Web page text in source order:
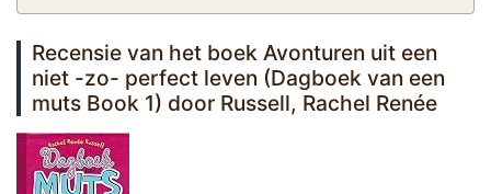
Recensie van het boek Avonturen uit een
niet -zo- perfect leven (Dagboek van een
muts Book 1) door Russell, Rachel Renée